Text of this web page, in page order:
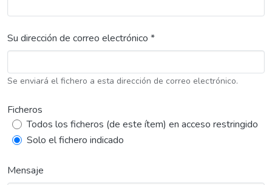
Su dirección de correo electrónico *
Se enviará el fichero a esta dirección de correo electrónico.
Ficheros
Todos los ficheros (de este ítem) en acceso restringido
Solo el fichero indicado
Mensaje